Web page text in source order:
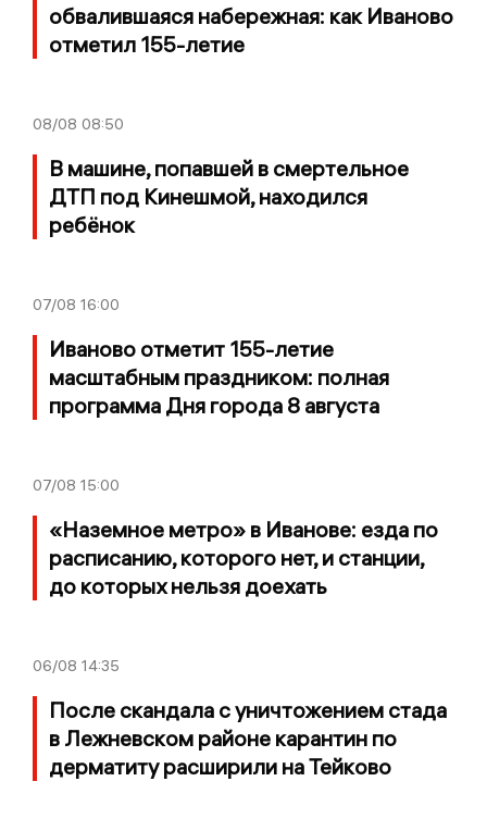
обвалившаяся набережная: как Иваново
отметил 155-летие
08/08 08:50
В машине, попавшей в смертельное
ДТП под Кинешмой, находился
ребёнок
07/08 16:00
Иваново отметит 155-летие
масштабным праздником: полная
программа Дня города 8 августа
07/08 15:00
«Наземное метро» в Иванове: езда по
расписанию, которого нет, и станции,
до которых нельзя доехать
06/08 14:35
После скандала с уничтожением стада
в Лежневском районе карантин по
дерматиту расширили на Тейково